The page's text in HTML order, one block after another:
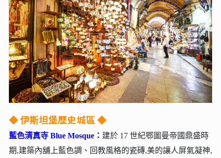
◆ 伊斯坦堡歷史城區 ◆
藍色清真寺 Blue Mosque： 建於 17 世紀鄂圖曼帝國鼎盛時
期,建築內舖上藍色調、回教風格的瓷磚,美的讓人屏氣凝神,